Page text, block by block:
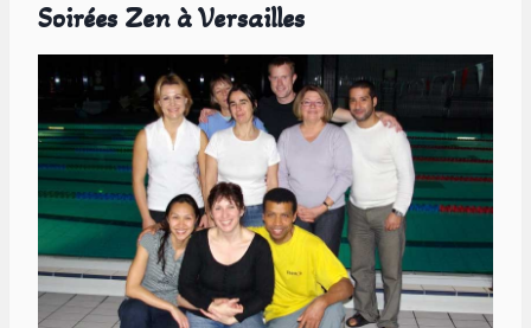
Soirées Zen à Versailles